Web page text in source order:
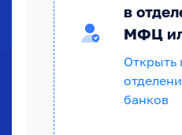
в
МФЦ
Открыть
банков